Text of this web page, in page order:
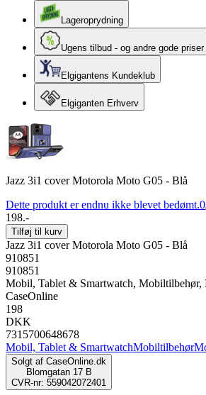
Lageroprydning
Ugens tilbud - og andre gode priser
Elgigantens Kundeklub
Elgiganten Erhverv
Jazz 3i1 cover Motorola Moto G05 - Blå
Dette produkt er endnu ikke blevet bedømt.0
198.-
Tilføj til kurv
Jazz 3i1 cover Motorola Moto G05 - Blå
910851
910851
Mobil, Tablet & Smartwatch, Mobiltilbehør,
CaseOnline
198
DKK
7315700648678
Mobil, Tablet & SmartwatchMobiltilbehør
Solgt af CaseOnline.dk
Blomgatan 17 B
CVR-nr: 559042072401